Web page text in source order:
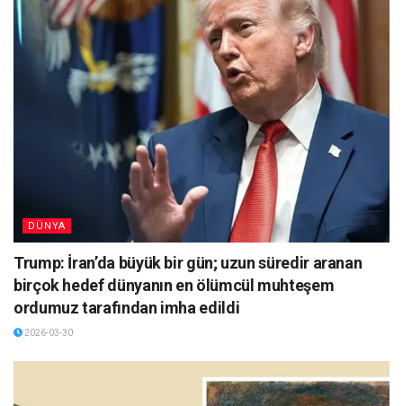
DÜNYA
Trump: İran’da büyük bir gün; uzun süredir aranan
birçok hedef dünyanın en ölümcül muhteşem
ordumuz tarafından imha edildi
2026-03-30